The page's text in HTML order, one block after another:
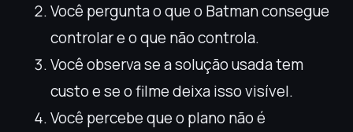
Você pergunta o que o Batman consegue
controlar e o que não controla.
Você observa se a solução usada tem
custo e se o filme deixa isso visível.
Você percebe que o plano não é